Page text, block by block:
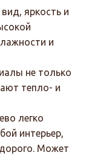
яркость и
и
не только
тепло- и
легко
интерьер,
Может